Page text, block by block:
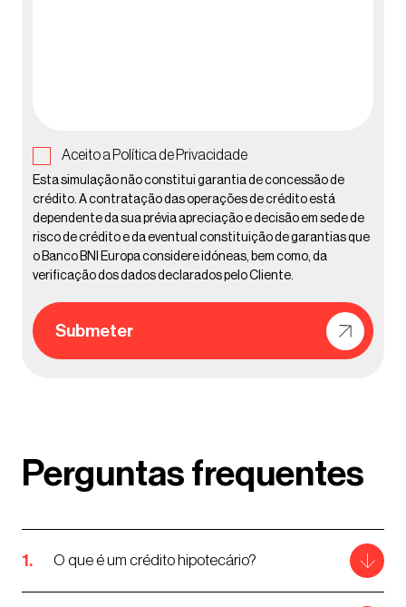
Aceito a Política de Privacidade
Esta simulação não constitui garantia de concessão de
crédito. A contratação das operações de crédito está
dependente da sua prévia apreciação e decisão em sede de
risco de crédito e da eventual constituição de garantias que
o Banco BNI Europa considere idóneas, bem como, da
verificação dos dados declarados pelo Cliente.
Submeter
Perguntas frequentes
O que é um crédito hipotecário?